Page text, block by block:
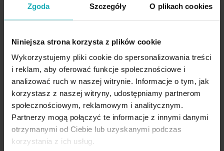
Zgoda Szczegóły O plikach cookies
Niniejsza strona korzysta z plików cookie
Wykorzystujemy pliki cookie do spersonalizowania treści
i reklam, aby oferować funkcje społecznościowe i
analizować ruch w naszej witrynie. Informacje o tym, jak
korzystasz z naszej witryny, udostępniamy partnerom
społecznościowym, reklamowym i analitycznym.
Partnerzy mogą połączyć te informacje z innymi danymi
otrzymanymi od Ciebie lub uzyskanymi podczas
korzystania z ich usług.
Pobierz instrukcję użytkowania i bezpieczeństwa produktu
Pielęgnacja:
łatwa w utrzymaniu, możliwość prania w
pralce w niskiej temperaturze
elegancki, dekoracyjny, nowoczesny
Zasłony na przelotkach : W przypadku skracania mierzymy od
górnej krawędzi drążka do momentu, w którym chcemy aby zasłona
się kończyła.
Dane techniczne:
szerokość: 140 cm
wysokość: 250 cm
Nie suszyć w suszarce bębnowej
cm welwetowa kolor miętowy
zdobiona aplikacja w róże
39,12 zł
-30%
Najniższa cena z 30 dni przed
obniżką:55,90 zł
Cena regularna:55,90 zł
Dodaj do koszyka Dodaj do listy życzeń
High-contrast mode